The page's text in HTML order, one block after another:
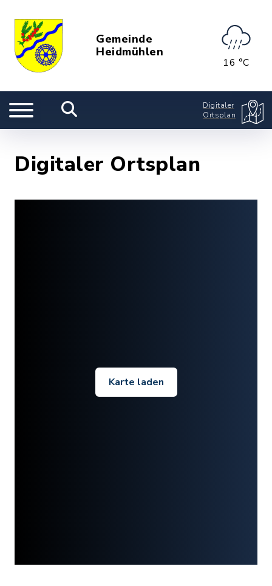
Gemeinde
Heidmühlen
16 °C
Digitaler
Ortsplan
Digitaler Ortsplan
Karte laden